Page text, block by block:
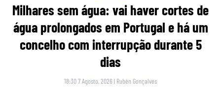
Milhares sem água: vai haver cortes de
água prolongados em Portugal e há um
concelho com interrupção durante 5
dias
18:30 7 Agosto, 2026 | Rubén Gonçalves